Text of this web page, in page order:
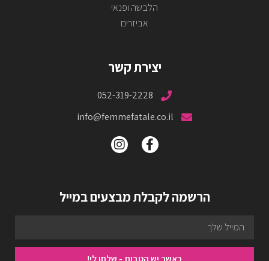
הלבשה ופנאי
אביזרים
יצירת קשר
052-319-2228
info@femmefatale.co.il
הרשמה לקבלת מבצעים במייל